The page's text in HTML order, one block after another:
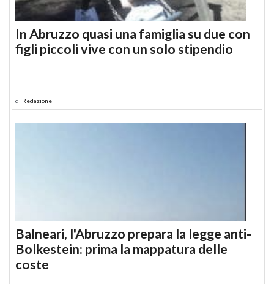
In Abruzzo quasi una famiglia su due con
figli piccoli vive con un solo stipendio
di Redazione
Balneari, l'Abruzzo prepara la legge anti-
Bolkestein: prima la mappatura delle
coste